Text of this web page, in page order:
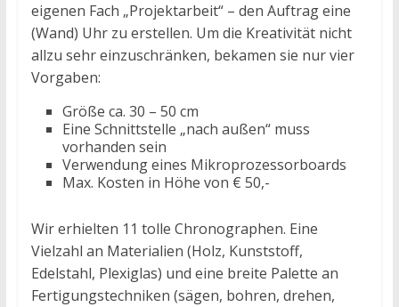
eigenen Fach „Projektarbeit“ – den Auftrag eine
(Wand) Uhr zu erstellen. Um die Kreativität nicht
allzu sehr einzuschränken, bekamen sie nur vier
Vorgaben:
Größe ca. 30 – 50 cm
Eine Schnittstelle „nach außen“ muss
vorhanden sein
Verwendung eines Mikroprozessorboards
Max. Kosten in Höhe von € 50,-
Wir erhielten 11 tolle Chronographen. Eine
Vielzahl an Materialien (Holz, Kunststoff,
Edelstahl, Plexiglas) und eine breite Palette an
Fertigungstechniken (sägen, bohren, drehen,